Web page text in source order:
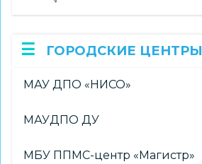
ГОРОДСКИЕ ЦЕНТРЫ
МАУ ДПО «НИСО»
МАУДПО ДУ
МБУ ППМС-центр «Магистр»